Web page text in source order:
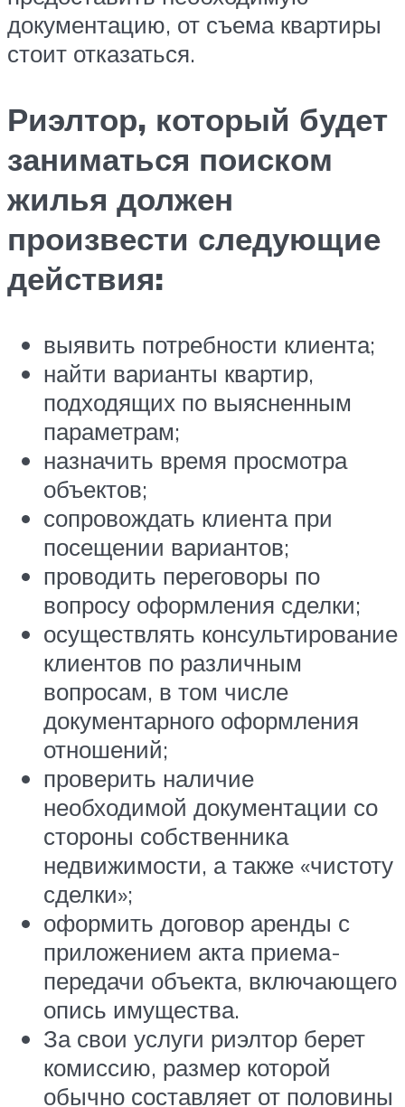
документацию, от съема квартиры
стоит отказаться.
Риэлтор, который будет
заниматься поиском
жилья должен
произвести следующие
действия:
выявить потребности клиента;
найти варианты квартир,
подходящих по выясненным
параметрам;
назначить время просмотра
объектов;
сопровождать клиента при
посещении вариантов;
проводить переговоры по
вопросу оформления сделки;
осуществлять консультирование
клиентов по различным
вопросам, в том числе
документарного оформления
отношений;
проверить наличие
необходимой документации со
стороны собственника
недвижимости, а также «чистоту
сделки»;
оформить договор аренды с
приложением акта приема-
передачи объекта, включающего
опись имущества.
За свои услуги риэлтор берет
комиссию, размер которой
обычно составляет от половины